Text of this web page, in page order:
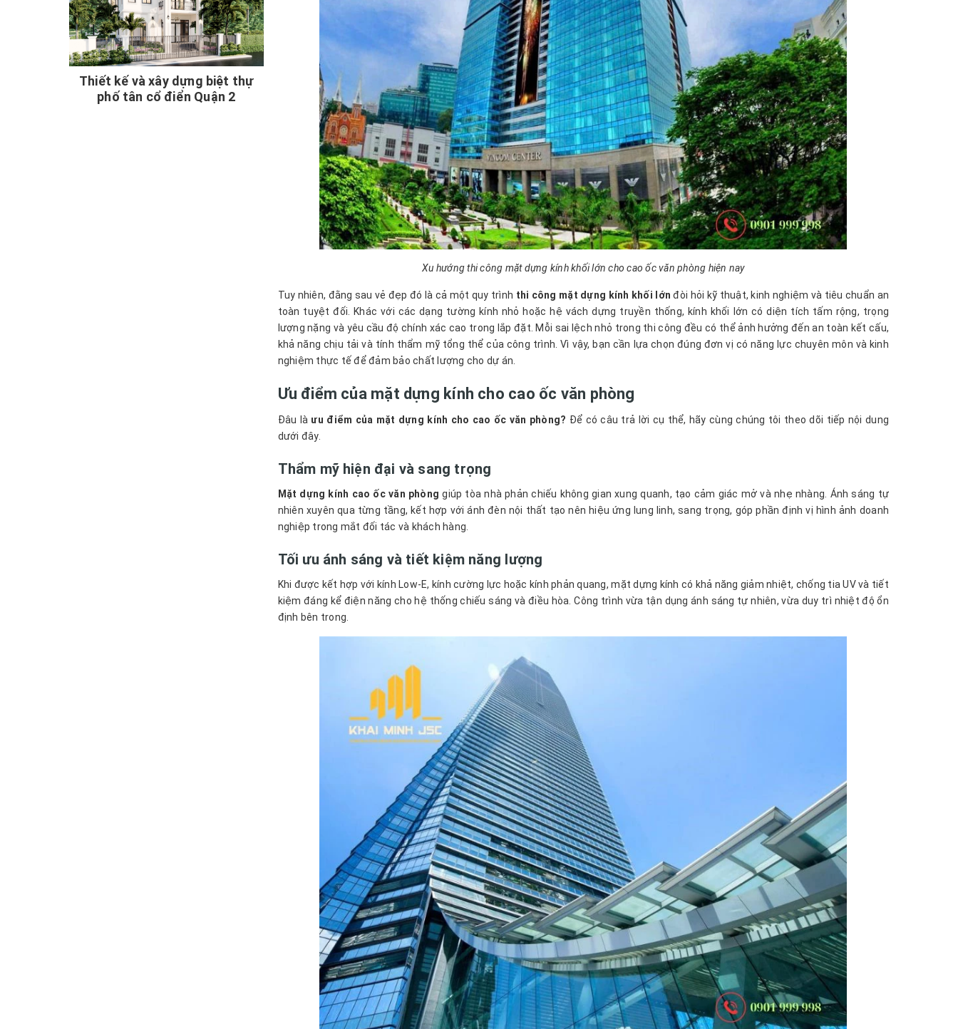
Xu hướng thi công mặt dựng kính khối lớn cho cao ốc văn phòng hiện nay
Tuy nhiên, đằng sau vẻ đẹp đó là cả một quy trình thi công mặt dựng kính khối lớn đòi hỏi kỹ thuật, kinh nghiệm và tiêu chuẩn an
toàn tuyệt đối. Khác với các dạng tường kính nhỏ hoặc hệ vách dựng truyền thống, kính khối lớn có diện tích tấm rộng, trọng
lượng nặng và yêu cầu độ chính xác cao trong lắp đặt. Mỗi sai lệch nhỏ trong thi công đều có thể ảnh hưởng đến an toàn kết cấu,
khả năng chịu tải và tính thẩm mỹ tổng thể của công trình. Vì vậy, bạn cần lựa chọn đúng đơn vị có năng lực chuyên môn và kinh
nghiệm thực tế để đảm bảo chất lượng cho dự án.
Ưu điểm của mặt dựng kính cho cao ốc văn phòng
Đâu là ưu điểm của mặt dựng kính cho cao ốc văn phòng? Để có câu trả lời cụ thể, hãy cùng chúng tôi theo dõi tiếp nội dung
dưới đây.
Thẩm mỹ hiện đại và sang trọng
Mặt dựng kính cao ốc văn phòng giúp tòa nhà phản chiếu không gian xung quanh, tạo cảm giác mở và nhẹ nhàng. Ánh sáng tự
nhiên xuyên qua từng tầng, kết hợp với ánh đèn nội thất tạo nên hiệu ứng lung linh, sang trọng, góp phần định vị hình ảnh doanh
nghiệp trong mắt đối tác và khách hàng.
Tối ưu ánh sáng và tiết kiệm năng lượng
Khi được kết hợp với kính Low-E, kính cường lực hoặc kính phản quang, mặt dựng kính có khả năng giảm nhiệt, chống tia UV và tiết
kiệm đáng kể điện năng cho hệ thống chiếu sáng và điều hòa. Công trình vừa tận dụng ánh sáng tự nhiên, vừa duy trì nhiệt độ ổn
định bên trong.
Thiết kế và xây dựng biệt thự
phố tân cổ điển Quận 2